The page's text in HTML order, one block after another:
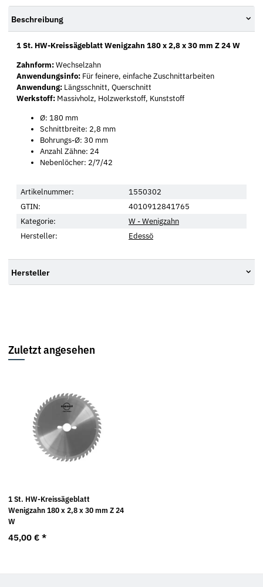
Beschreibung
1 St. HW-Kreissägeblatt Wenigzahn 180 x 2,8 x 30 mm Z 24 W
Zahnform:Wechselzahn
Anwendungsinfo: Für feinere, einfache Zuschnittarbeiten
Anwendung: Längsschnitt, Querschnitt
Werkstoff: Massivholz, Holzwerkstoff, Kunststoff
Ø: 180 mm
Schnittbreite: 2,8 mm
Bohrungs-Ø: 30 mm
Anzahl Zähne: 24
Nebenlöcher: 2/7/42
Artikelnummer:
1550302
GTIN:
4010912841765
Kategorie:
W - Wenigzahn
Hersteller:
Edessö
Hersteller
Zuletzt angesehen
1 St. HW-Kreissägeblatt
Wenigzahn 180 x 2,8 x 30 mm Z 24
W
45,00 € *